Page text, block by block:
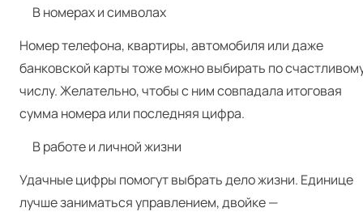
В номерах и символах
Номер телефона, квартиры, автомобиля или даже
банковской карты тоже можно выбирать по
числу. Желательно, чтобы с ним совпадала итоговая
сумма номера или последняя цифра.
В работе и личной жизни
Удачные цифры помогут выбрать дело жизни. Единице
лучше заниматься управлением, двойке —